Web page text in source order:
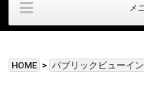
メ
貸切利用 ア
HOME > パブリックビューイ